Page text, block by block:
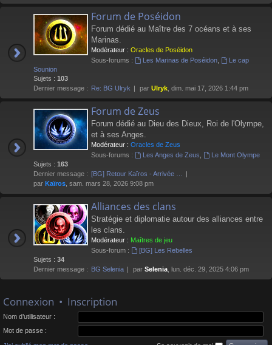
Forum de Poséidon
Forum dédié au Maître des 7 océans et à ses
Marinas.
Modérateur : Oracles de Poséidon
Sous-forums :
Les Marinas de Poséidon,
Le cap
Sounion
Sujets : 103
Dernier message : Re: BG Ulryk par Ulryk , dim. mai 17, 2026 1:44 pm
Forum de Zeus
Forum dédié au Dieu des Dieux, Roi de l'Olympe,
et à ses Anges.
Modérateur : Oracles de Zeus
Sous-forums :
Les Anges de Zeus
Le Mont Olympe
Sujets : 163
Dernier message : [BG] Retour Kaïros - Arrivée …
par Kaïros , sam. mars 28, 2026 9:08 pm
Alliances des clans
Stratégie et diplomatie autour des alliances entre
les clans.
Modérateur : Maîtres de jeu
Sous-forum :
[BG] Les Rebelles
Sujets : 34
Dernier message : BG Selenia par Selenia , lun. déc. 29, 2025 4:06 pm
Connexion • Inscription
Nom d’utilisateur :
Mot de passe :